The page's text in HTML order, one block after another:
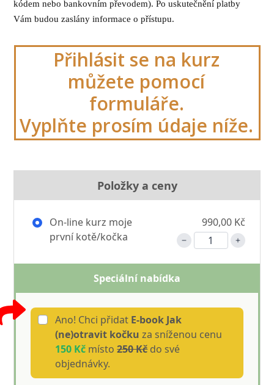
kódem nebo bankovním převodem). Po uskutečnění platby
Vám budou zaslány informace o přístupu.
Přihlásit se na kurz
můžete pomocí
formuláře.
Vyplňte prosím údaje níže.
Položky a ceny
On-line kurz moje
první kotě/kočka
990,00 Kč
Speciální nabídka
Ano! Chci přidat E-book Jak
(ne)otravit kočkuza sníženou cenu
150 Kč místo250 Kčdo své
objednávky.